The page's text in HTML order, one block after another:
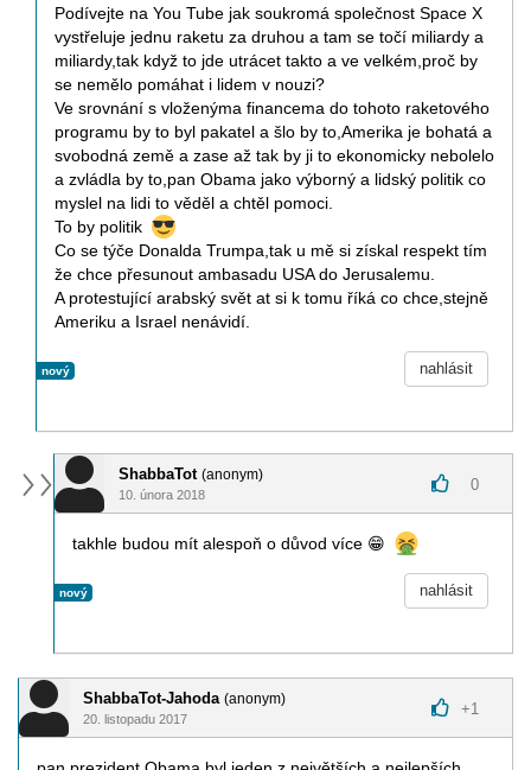
Podívejte na You Tube jak soukromá společnost Space X
vystřeluje jednu raketu za druhou a tam se točí miliardy a
miliardy,tak když to jde utrácet takto a ve velkém,proč by
se nemělo pomáhat i lidem v nouzi?
Ve srovnání s vloženýma financema do tohoto raketového
programu by to byl pakatel a šlo by to,Amerika je bohatá a
svobodná země a zase až tak by ji to ekonomicky nebolelo
a zvládla by to,pan Obama jako výborný a lidský politik co
myslel na lidi to věděl a chtěl pomoci.
To by politik
Co se týče Donalda Trumpa,tak u mě si získal respekt tím
že chce přesunout ambasadu USA do Jerusalemu.
A protestující arabský svět at si k tomu říká co chce,stejně
Ameriku a Israel nenávidí.
nový nahlásit
ShabbaTot (anonym)
10. února 2018
0
takhle budou mít alespoň o důvod více 😁
nový nahlásit
ShabbaTot-Jahoda (anonym)
20. listopadu 2017
+1